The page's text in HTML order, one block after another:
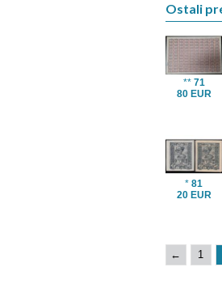
Ostali
** 71
80 EUR
*81
20 EUR
← 1